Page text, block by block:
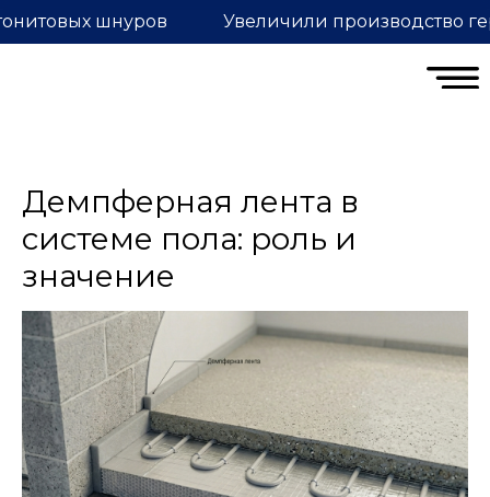
Увеличили производство
шнуров
Демпферная лента в
системе пола: роль и
значение